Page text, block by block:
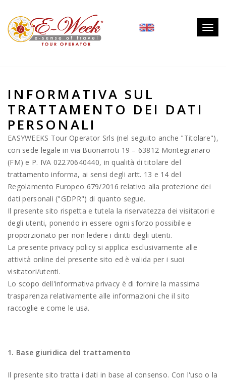
INFORMATIVA SUL
TRATTAMENTO DEI DATI
PERSONALI
EASYWEEKS Tour Operator Srls (nel seguito anche "Titolare"),
con sede legale in via Buonarroti 19 – 63812 Montegranaro
(FM) e P. IVA 02270640440, in qualità di titolare del
trattamento informa, ai sensi degli artt. 13 e 14 del
Regolamento Europeo 679/2016 relativo alla protezione dei
dati personali ("GDPR") di quanto segue.
Il presente sito rispetta e tutela la riservatezza dei visitatori e
degli utenti, ponendo in essere ogni sforzo possibile e
proporzionato per non ledere i diritti degli utenti.
La presente privacy policy si applica esclusivamente alle
attività online del presente sito ed è valida per i suoi
visitatori/utenti.
Lo scopo dell'informativa privacy è di fornire la massima
trasparenza relativamente alle informazioni che il sito
raccoglie e come le usa.
1. Base giuridica del trattamento
Il presente sito tratta i dati in base al consenso. Con l'uso o la